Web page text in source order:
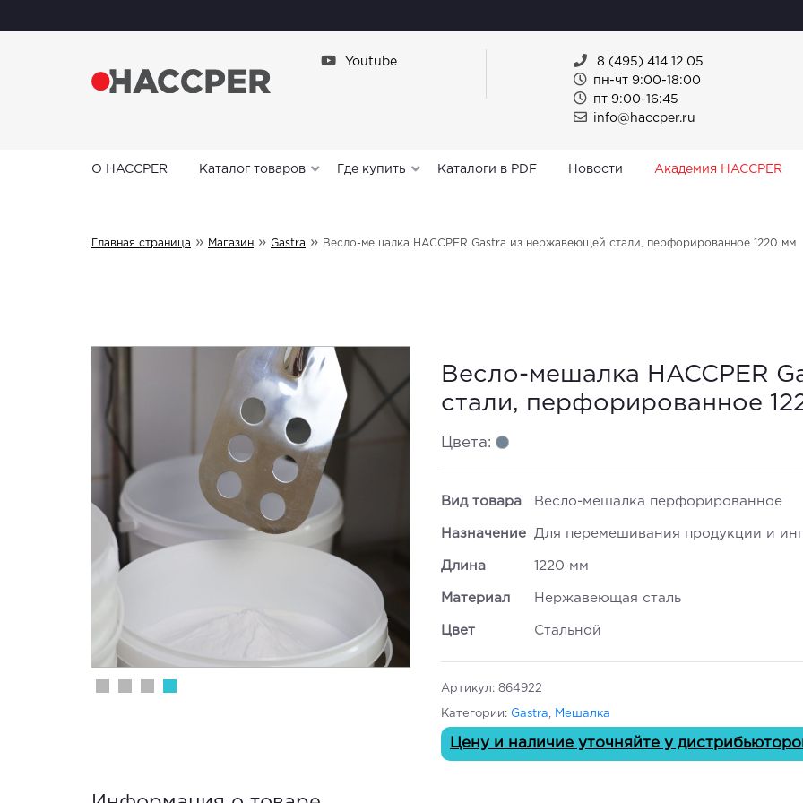
Youtube
8 (495) 414 12 05
пн-чт 9:00-18:00
пт 9:00-16:45
info@haccper.ru
О HACCPER Каталог товаров Где купить Каталоги в PDF Новости Академия HACCPER
Главная страница » Магазин » Gastra » Весло-мешалка HACCPER Gastra из нержавеющей стали, перфорированное 1220 мм
Весло-мешалка HACCPER
стали, перфорированное
Цвета:
Вид товара Весло-мешалка перфорированное
Назначение Для перемешивания продукции и
Длина 1220 мм
Материал Нержавеющая сталь
Цвет Стальной
Артикул: 864922
Категории: Gastra Мешалка
Цену и наличие уточняйте у